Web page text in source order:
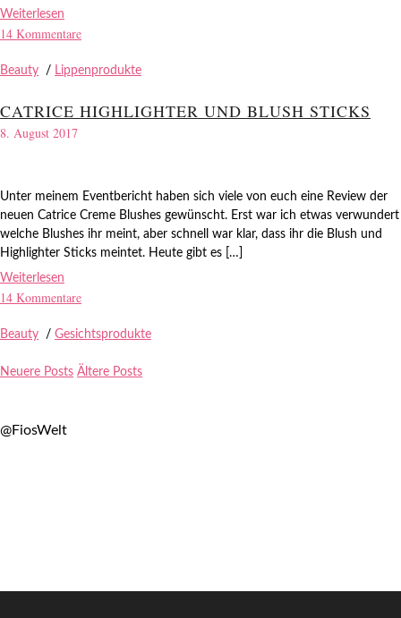
Weiterlesen
14 Kommentare
Beauty / Lippenprodukte
CATRICE HIGHLIGHTER UND BLUSH STICKS
8. August 2017
Unter meinem Eventbericht haben sich viele von euch eine Review der
neuen Catrice Creme Blushes gewünscht. Erst war ich etwas verwundert
welche Blushes ihr meint, aber schnell war klar, dass ihr die Blush und
Highlighter Sticks meintet. Heute gibt es […]
Weiterlesen
14 Kommentare
Beauty / Gesichtsprodukte
Neuere Posts Ältere Posts
@FiosWelt